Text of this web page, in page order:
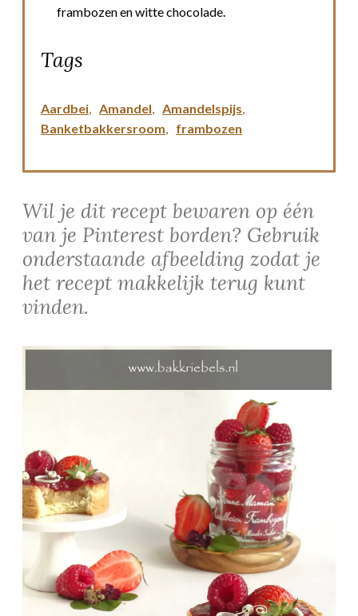
frambozen en witte chocolade.
Tags
Aardbei, Amandel, Amandelspijs,
Banketbakkersroom, frambozen
Wil je dit recept bewaren op één
van je Pinterest borden? Gebruik
onderstaande afbeelding zodat je
het recept makkelijk terug kunt
vinden.